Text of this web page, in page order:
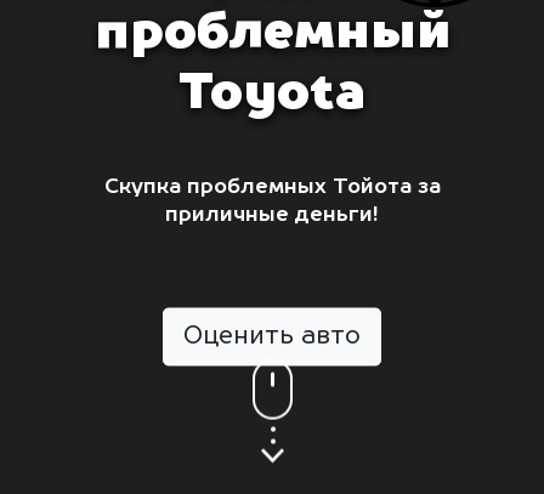
проблемный
Toyota
Скупка проблемных Тойота за
приличные деньги!
Оценить авто